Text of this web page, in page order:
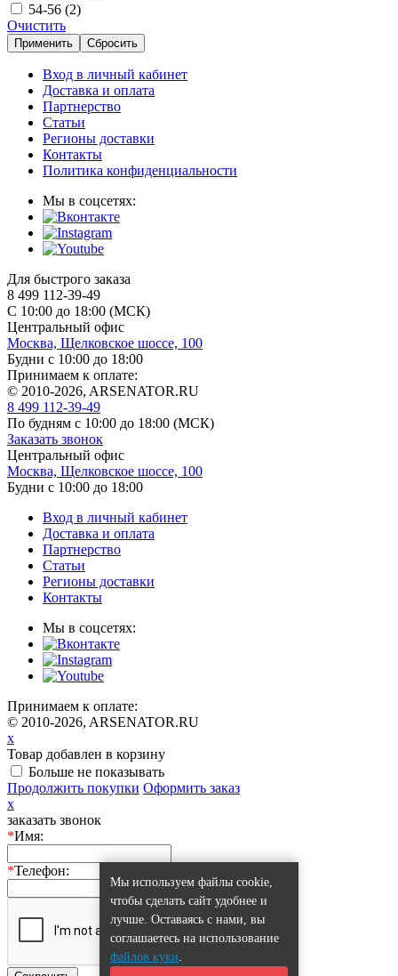
Мы используем файлы cookie,
чтобы сделать сайт удобнее и
лучше. Оставаясь с нами, вы
соглашаетесь на использование
файлов куки.
54-56 (2)
Очистить
Применить Сбросить
Вход в личный кабинет
Доставка и оплата
Партнерство
Статьи
Регионы доставки
Контакты
Политика конфиденциальности
Мы в соцсетях:
Для быстрого заказа
8 499 112-39-49
С 10:00 до 18:00 (МСК)
Центральный офис
Москва, Щелковское шоссе, 100
Будни с 10:00 до 18:00
Принимаем к оплате:
© 2010-2026, ARSENATOR.RU
8 499 112-39-49
По будням с 10:00 до 18:00 (МСК)
Заказать звонок
Центральный офис
Москва, Щелковское шоссе, 100
Будни с 10:00 до 18:00
Вход в личный кабинет
Доставка и оплата
Партнерство
Статьи
Регионы доставки
Контакты
Мы в соцсетях:
Принимаем к оплате:
© 2010-2026, ARSENATOR.RU
x
Товар добавлен в корзину
Больше не показывать
Продолжить покупки Оформить заказ
x
заказать звонок
*Имя:
*Телефон: